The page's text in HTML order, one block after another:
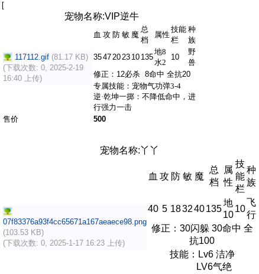
[
宠物名称:VIP逆牛
117112.gif (81.17 KB)
(下载次数: 0, 2025-2-19
16:40 上传)
血 攻 防 敏 魔
总
档
属性
技能
栏
种
族
35472023 10 135
地8
水2
10
野
兽
修正：12必杀 8命中 全抗20
专属技能 ：宠物气功弹3-4
逆·乾坤一掷：不降低命中，进
行强力一击
售价
500
宠物名称:丫丫
07f83376a93f4cc65671a167aeaece98.png
(103.53 KB)
(下载次数: 0, 2025-1-17 16:23 上传)
血 攻 防 敏 魔
总
档
属
性
技
能
栏
种
族
40 5 183240135
地
10
10
飞
行
修正：30闪躲 30命中 全
抗100
技能：Lv6 洁净
LV6气绝